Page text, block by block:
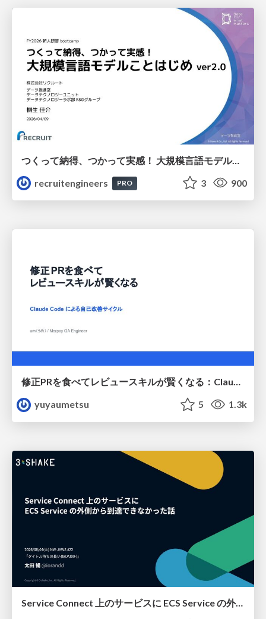
つくって納得、つかって実感！ 大規模言語モデルことはじめ ver2.0
recruitengineers
PRO 3 900
修正PRを食べてレビュースキルが賢くなる：Claude Codeによる自己改善サイクル
yuyaumetsu
5 1.3k
Service Connect 上のサービスに ECS Service の外側から到達できなかった話